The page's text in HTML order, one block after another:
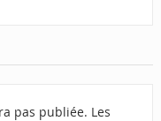
pas publiée. Les